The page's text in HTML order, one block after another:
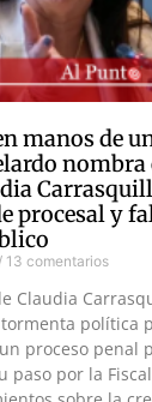
manos de
procesal y
13 comentarios
Claudia
política
proceso penal
paso por la